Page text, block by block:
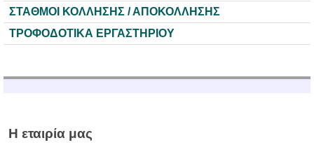
ΣΤΑΘΜΟΙ ΚΟΛΛΗΣΗΣ / ΑΠΟΚΟΛΛΗΣΗΣ
ΤΡΟΦΟΔΟΤΙΚΑ ΕΡΓΑΣΤΗΡΙΟΥ
Η εταιρία μας